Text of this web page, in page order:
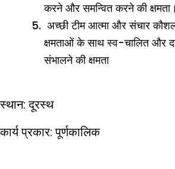
करने और समन्वित करने की क्षमता।
अच्छी टीम आत्मा और संचार
क्षमताओं के साथ स्व-चालित और
संभालने की क्षमता
स्थान: दूरस्थ
कार्य प्रकार: पूर्णकालिक